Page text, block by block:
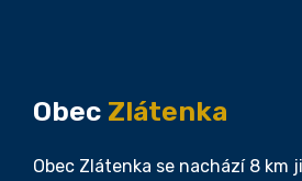
Obec Zlátenka
Obec Zlátenka se nachází 8 km